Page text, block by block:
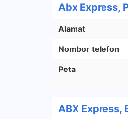
Abx Express,
Alamat
Nombor telefon
Peta
ABX Express,